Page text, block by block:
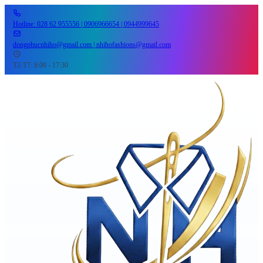
Hotline: 028 62 955556 | 0906966654 | 0944999645
dongphucnhiho@gmail.com | nhihofashions@gmail.com
T2-T7: 8:00 - 17:30